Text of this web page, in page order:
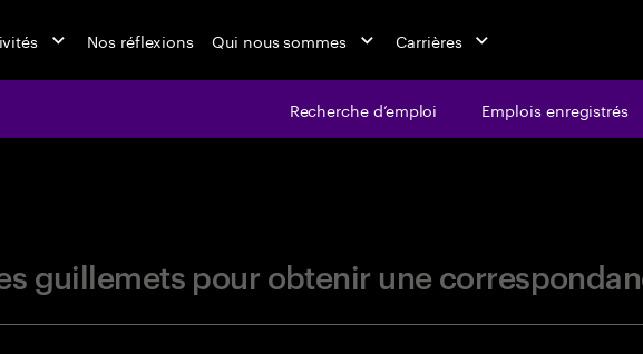
Nos réflexions Qui nous sommes Carrières
Recherche d’emploi Emplois enregistrés
guillemets pour obtenir une